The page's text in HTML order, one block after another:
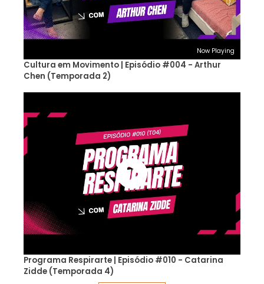
Now Playing
Cultura em Movimento | Episódio #004 - Arthur
Chen (Temporada 2)
Programa Respirarte | Episódio #010 - Catarina
Zidde (Temporada 4)